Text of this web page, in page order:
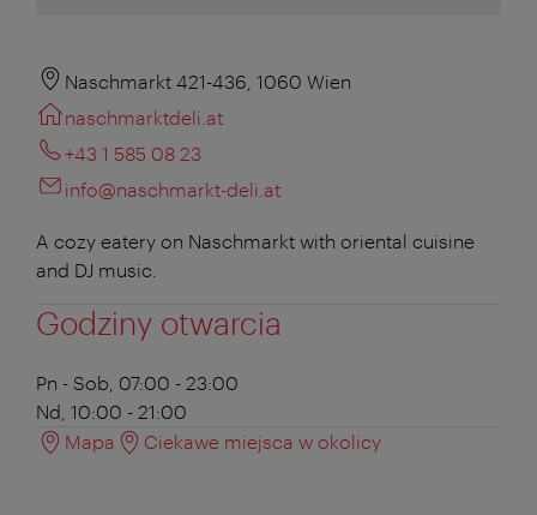
Naschmarkt 421-436, 1060 Wien
naschmarktdeli.at
+43 1 585 08 23
info@naschmarkt-deli.at
A cozy eatery on Naschmarkt with oriental cuisine
and DJ music.
Godziny otwarcia
Pn - Sob, 07:00 - 23:00
Nd, 10:00 - 21:00
Mapa
Ciekawe miejsca w okolicy